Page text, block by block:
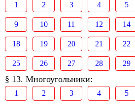
1 2 3 4 5
9 10 11 12 14
18 19 20 21 22
25 26 27 28 29
§ 13. Многоугольники:
1 2 3 4 5